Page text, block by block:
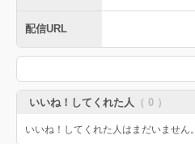
配信URL
いいね！してくれた人 （ 0 ）
いいね！してくれた人はまだいません。